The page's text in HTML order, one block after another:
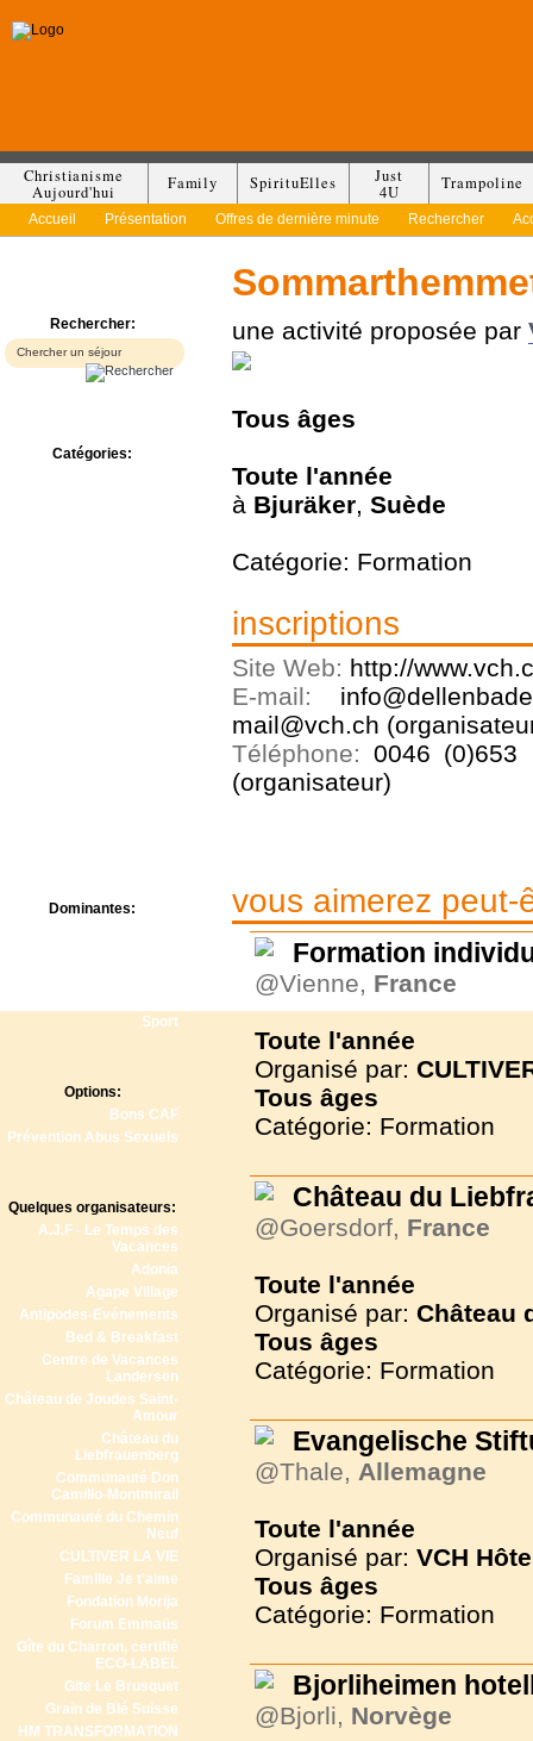
Christianisme
Aujourd'hui
Family SpirituElles
Just
4U
Trampoline
Accueil Présentation Offres de dernière minute Rechercher
Rechercher:
Catégories:
Dominantes:
Sport
Options:
Bons CAF
Prévention Abus Sexuels
Quelques organisateurs:
A.J.F - Le Temps des
Vacances
Adonia
Agape Village
Antipodes-Evénements
Bed & Breakfast
Centre de Vacances
Landersen
Château de Joudes Saint-
Amour
Château du
Liebfrauenberg
Communauté Don
Camillo-Montmirail
Communauté du Chemin
Neuf
CULTIVER LA VIE
Famille Je t'aime
Fondation Morija
Forum Emmaüs
Gîte du Charron, certifié
ECO-LABEL
Gite Le Brusquet
Grain de Blé Suisse
HM TRANSFORMATION
une activité proposée par
Tous âges
Toute l'année
à Bjuräker, Suède
Catégorie: Formation
inscriptions
Site Web: http://
E-mail:
mail@vch.ch
Téléphone:0046 (0)653
(organisateur)
vous aimerez peut-
Formation
@Vienne, France
Toute l'année
Organisé par:
Tous âges
Catégorie: Formation
Château du
@Goersdorf, France
Toute l'année
Organisé par: Château
Tous âges
Catégorie: Formation
Evangelische
@Thale, Allemagne
Toute l'année
Organisé par: VCH
Tous âges
Catégorie: Formation
Bjorliheimen
@Bjorli, Norvège